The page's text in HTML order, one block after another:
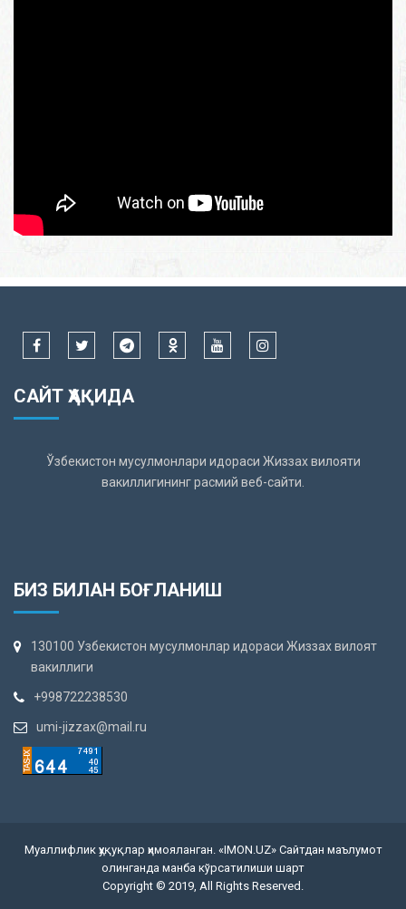
САЙТ ҲАҚИДА
Ўзбекистон мусулмонлари идораси Жиззах вилояти
вакиллигининг расмий веб-сайти.
БИЗ БИЛАН БОҒЛАНИШ
130100 Узбекистон мусулмонлар идораси Жиззах вилоят
вакиллиги
+998722238530
umi-jizzax@mail.ru
Муаллифлик ҳуқуқлар ҳимояланган. «IMON.UZ» Сайтдан маълумот
олинганда манба кўрсатилиши шарт
Copyright © 2019, All Rights Reserved.